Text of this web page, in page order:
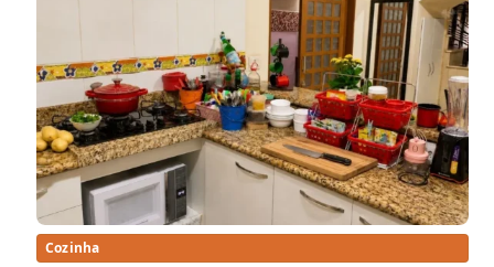
Cozinha